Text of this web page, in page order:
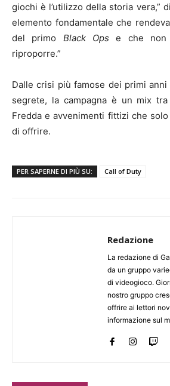
giochi è l’utilizzo della storia vera,”
elemento fondamentale che
del primo Black Ops e che non
riproporre.”
Dalle crisi più famose dei primi anni
segrete, la campagna è un mix
Fredda e avvenimenti fittizi che
di offrire.
PER SAPERNE DI PIÙ SU: Call of Duty
Redazione
La redazione di
da un gruppo
di videogioco.
nostro gruppo
offrire ai lettori
informazione sul